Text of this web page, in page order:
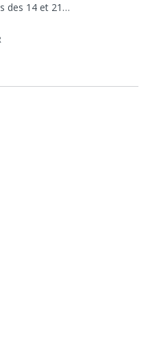
des 14 et 21…